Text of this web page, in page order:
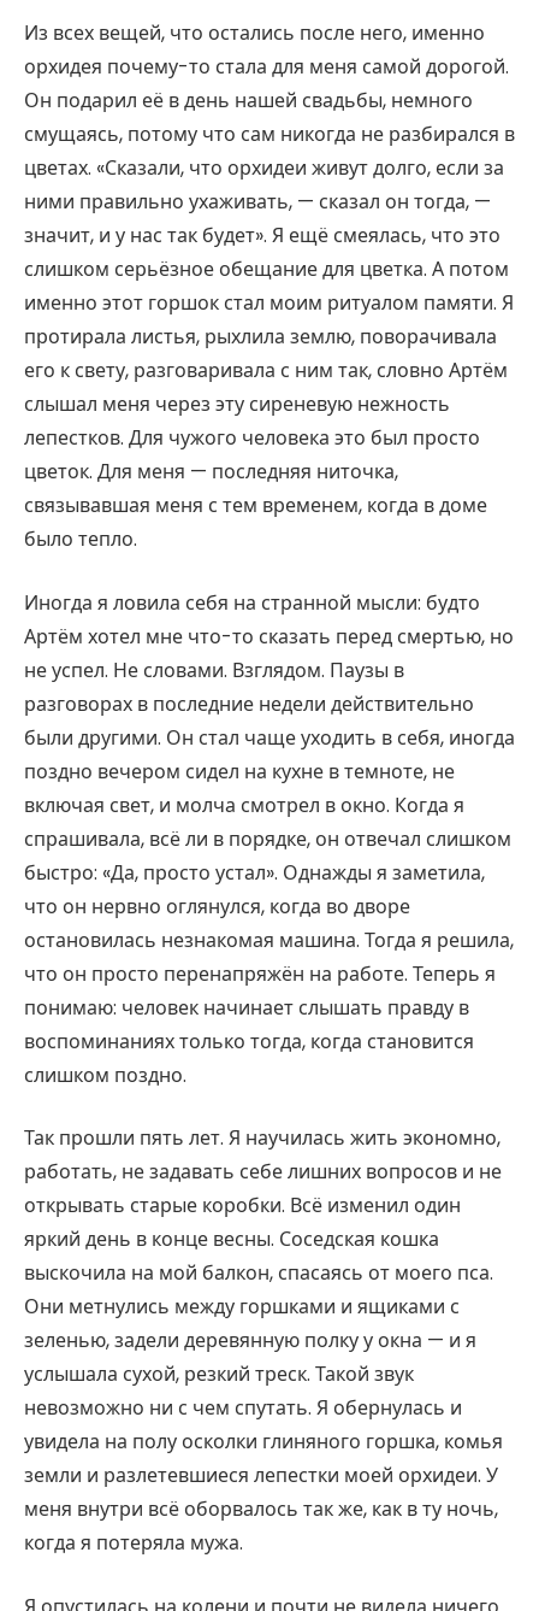
Из всех вещей, что остались после него, именно
орхидея почему-то стала для меня самой дорогой.
Он подарил её в день нашей свадьбы, немного
смущаясь, потому что сам никогда не разбирался в
цветах. «Сказали, что орхидеи живут долго, если за
ними правильно ухаживать, — сказал он тогда, —
значит, и у нас так будет». Я ещё смеялась, что это
слишком серьёзное обещание для цветка. А потом
именно этот горшок стал моим ритуалом памяти. Я
протирала листья, рыхлила землю, поворачивала
его к свету, разговаривала с ним так, словно Артём
слышал меня через эту сиреневую нежность
лепестков. Для чужого человека это был просто
цветок. Для меня — последняя ниточка,
связывавшая меня с тем временем, когда в доме
было тепло.
Иногда я ловила себя на странной мысли: будто
Артём хотел мне что-то сказать перед смертью, но
не успел. Не словами. Взглядом. Паузы в
разговорах в последние недели действительно
были другими. Он стал чаще уходить в себя, иногда
поздно вечером сидел на кухне в темноте, не
включая свет, и молча смотрел в окно. Когда я
спрашивала, всё ли в порядке, он отвечал слишком
быстро: «Да, просто устал». Однажды я заметила,
что он нервно оглянулся, когда во дворе
остановилась незнакомая машина. Тогда я решила,
что он просто перенапряжён на работе. Теперь я
понимаю: человек начинает слышать правду в
воспоминаниях только тогда, когда становится
слишком поздно.
Так прошли пять лет. Я научилась жить экономно,
работать, не задавать себе лишних вопросов и не
открывать старые коробки. Всё изменил один
яркий день в конце весны. Соседская кошка
выскочила на мой балкон, спасаясь от моего пса.
Они метнулись между горшками и ящиками с
зеленью, задели деревянную полку у окна — и я
услышала сухой, резкий треск. Такой звук
невозможно ни с чем спутать. Я обернулась и
увидела на полу осколки глиняного горшка, комья
земли и разлетевшиеся лепестки моей орхидеи. У
меня внутри всё оборвалось так же, как в ту ночь,
когда я потеряла мужа.